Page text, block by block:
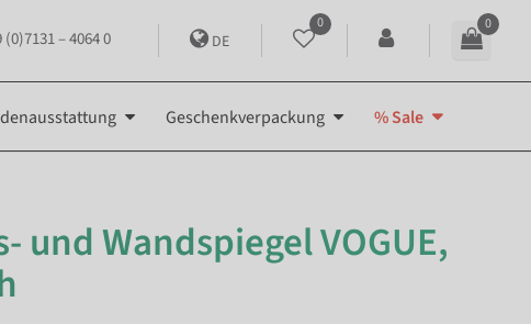
(0)7131 – 4064 0 DE
0 0
Geschenkverpackung % Sale
und Wandspiegel VOGUE,